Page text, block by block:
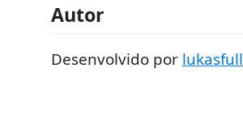
Autor
Desenvolvido por lukasfull